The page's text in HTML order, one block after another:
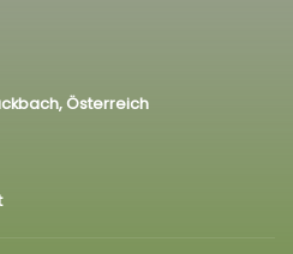
Österreich